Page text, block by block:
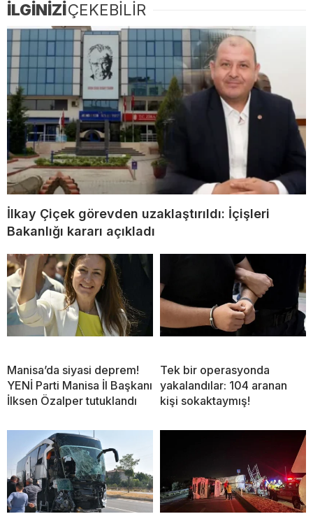
İLGİNİZİÇEKEBİLİR
İlkay Çiçek görevden uzaklaştırıldı: İçişleri
Bakanlığı kararı açıkladı
Manisa’da siyasi deprem!
YENİ Parti Manisa İl Başkanı
İlksen Özalper tutuklandı
Tek bir operasyonda
yakalandılar: 104 aranan
kişi sokaktaymış!